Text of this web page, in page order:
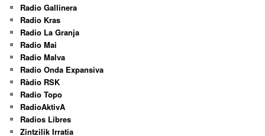
Radio Gallinera
Radio Kras
Radio La Granja
Radio Mai
Radio Malva
Radio Onda Expansiva
Ràdio RSK
Radio Topo
RadioAktivA
Radios Libres
Zintzilik Irratia